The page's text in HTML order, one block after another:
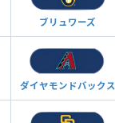
ブリュワーズ
ダイヤモンドバックス